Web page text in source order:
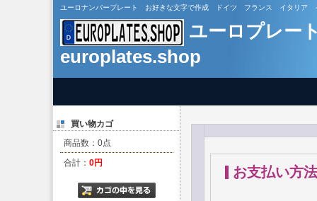
ユーロナンバープレート お好きな文字で作成 ドイツ フランス イタリア
ユーロプレー
europlates.shop
買い物カゴ
商品数：0点
合計： 0円
お支払い方